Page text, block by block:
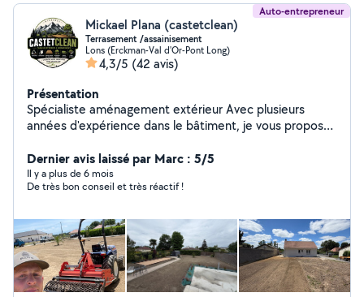
Auto-entrepreneur
Mickael Plana (castetclean)
Terrasement /assainisement
Lons (Erckman-Val d'Or-Pont Long)
4,3/5 (42 avis)
Présentation
Spécialiste aménagement extérieur Avec plusieurs
années d'expérience dans le bâtiment, je vous propose
Mes prestations : Terrassement (préparation de terrain,
mise à niveau) Création de terrasse (dalles, béton, bois)
Pose de dalles extérieures Aménagement de jardin
Maçonnerie paysagère (bordures, murets, finitions)
Nettoyage toiture Nettoyage façade Travail soigné
Chantier propre Résultat durable Photos avant / après
possibles Intervention secteur 64 (Pau et alentours)
Devis rapide et conseils personnalisés
Dernier avis laissé par Marc : 5/5
Il y a plus de 6 mois
De très bon conseil et très réactif !